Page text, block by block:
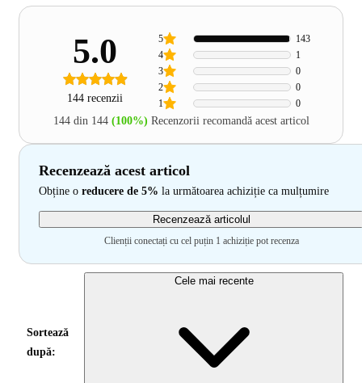
5.0
144 recenzii 1 0
2 0
3 0
4 1
5 143
144 din 144 (100%) Recenzorii recomandă acest articol
Recenzează acest articol
Obține o reducere de 5% la următoarea achiziție ca mulțumire
Recenzează articolul
Clienții conectați cu cel puțin 1 achiziție pot recenza
Sortează
după:
Cele mai recente